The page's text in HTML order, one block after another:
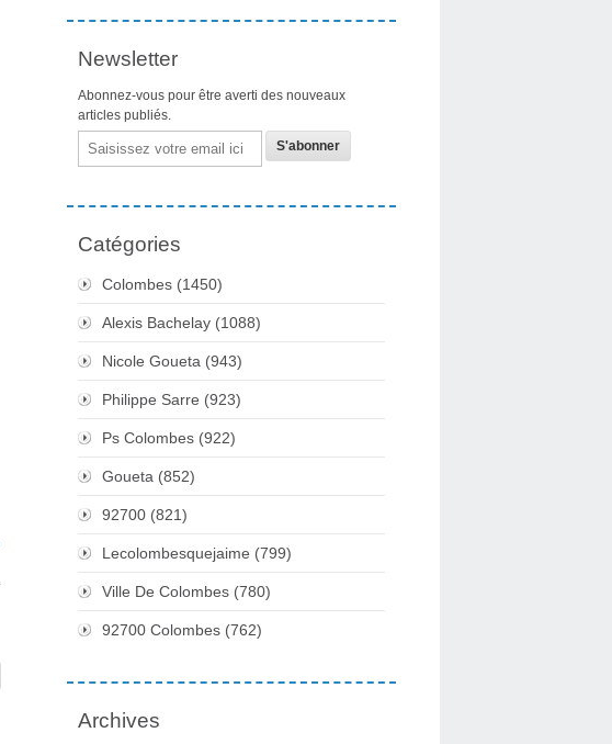
Newsletter
Abonnez-vous pour être averti des nouveaux
articles publiés.
Email
Catégories
Colombes (1450)
Alexis Bachelay (1088)
Nicole Goueta (943)
Philippe Sarre (923)
Ps Colombes (922)
Goueta (852)
92700 (821)
Lecolombesquejaime (799)
Ville De Colombes (780)
92700 Colombes (762)
Archives